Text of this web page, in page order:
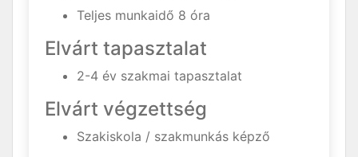
Teljes munkaidő 8 óra
Elvárt tapasztalat
2-4 év szakmai tapasztalat
Elvárt végzettség
Szakiskola / szakmunkás képző